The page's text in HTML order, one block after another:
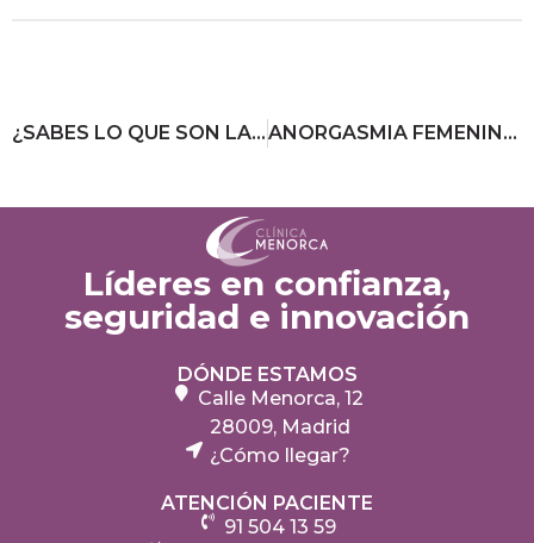
¿SABES LO QUE SON LAS VARICES RETICULARES Y CÓMO DEBES TRATARLAS? ANORGASMIA FEMENINA: LO QUE NADIE TE HA CONTADO Y CÓMO SUPERARLA
Líderes en confianza,
seguridad e innovación
DÓNDE ESTAMOS
Calle Menorca, 12
28009, Madrid
¿Cómo llegar?
ATENCIÓN PACIENTE
91 504 13 59